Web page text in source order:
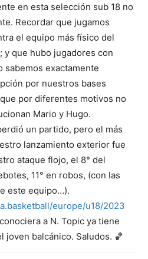
en esta selección sub 18 no
Recordar que jugamos
el equipo más físico del
y que hubo jugadores con
sabemos exactamente
por nuestros bases
por diferentes motivos no
Mario y Hugo.
un partido, pero el más
lanzamiento exterior fue
ataque flojo, el 8° del
11° en robos, (con las
este equipo…).
europe/u18/2023
a N. Topic ya tiene
joven balcánico. Saludos. 🏀